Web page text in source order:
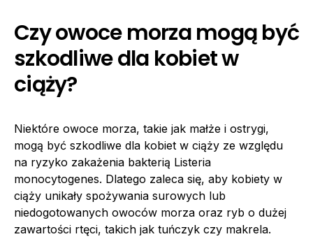
Czy owoce morza mogą być
szkodliwe dla kobiet w
ciąży?
Niektóre owoce morza, takie jak małże i ostrygi,
mogą być szkodliwe dla kobiet w ciąży ze względu
na ryzyko zakażenia bakterią Listeria
monocytogenes. Dlatego zaleca się, aby kobiety w
ciąży unikały spożywania surowych lub
niedogotowanych owoców morza oraz ryb o dużej
zawartości rtęci, takich jak tuńczyk czy makrela.